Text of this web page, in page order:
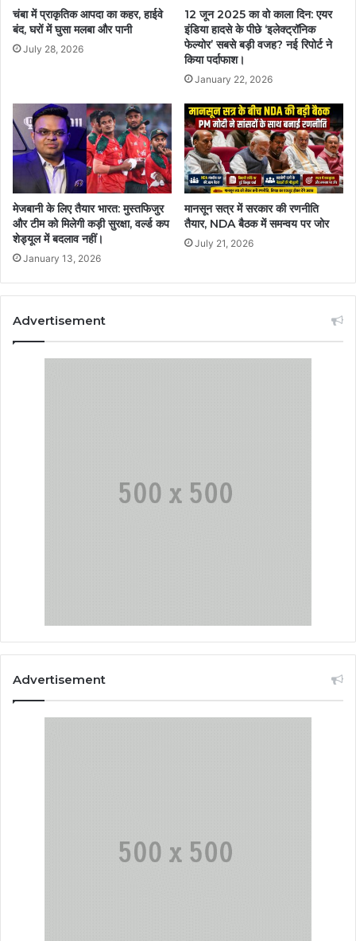
चंबा में प्राकृतिक आपदा का कहर, हाईवे
बंद, घरों में घुसा मलबा और पानी
July 28, 2026
12 जून 2025 का वो काला दिन: एयर
इंडिया हादसे के पीछे ‘इलेक्ट्रॉनिक
फेल्योर’ सबसे बड़ी वजह? नई रिपोर्ट ने
किया पर्दाफाश।
January 22, 2026
मेजबानी के लिए तैयार भारत: मुस्तफिजुर
और टीम को मिलेगी कड़ी सुरक्षा, वर्ल्ड कप
शेड्यूल में बदलाव नहीं।
January 13, 2026
मानसून सत्र में सरकार की रणनीति
तैयार, NDA बैठक में समन्वय पर जोर
July 21, 2026
Advertisement
Advertisement